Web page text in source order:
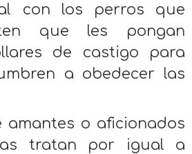
con los perros que
que les pongan
de castigo para
a obedecer las
amantes o aficionados
tratan por igual a